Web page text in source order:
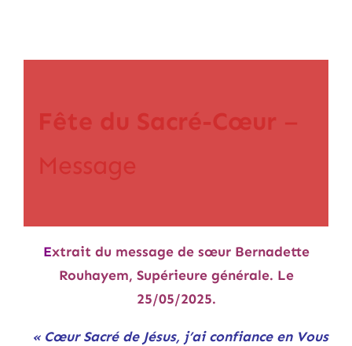
Fête du Sacré-Cœur –
Message
Extrait du message de sœur Bernadette
Rouhayem, Supérieure générale. Le
25/05/2025.
« Cœur Sacré de Jésus, j’ai confiance en Vous